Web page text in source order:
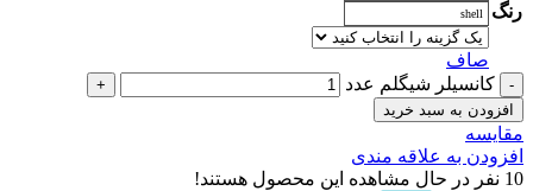
رنگ
shell
صاف
کانسیلر شیگلم عدد
افزودن به سبد خرید
مقایسه
افزودن به علاقه مندی
10 نفر در حال مشاهده این محصول هستند!